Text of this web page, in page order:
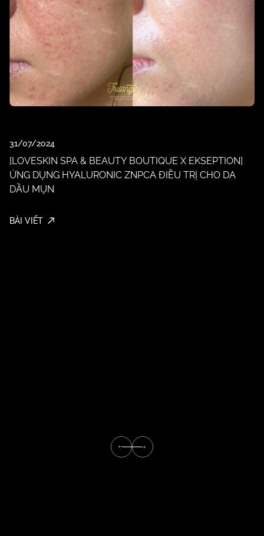
31/07/2024
[LOVESKIN SPA & BEAUTY BOUTIQUE X EKSEPTION]
ỨNG DỤNG HYALURONIC ZNPCA ĐIỀU TRỊ CHO DA
DẦU MỤN
BÀI VIẾT